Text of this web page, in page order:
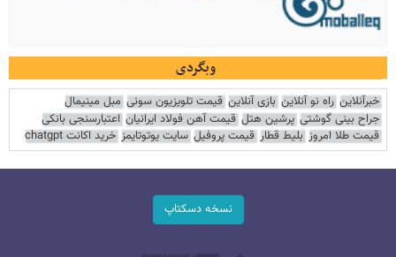
وبگردی
خبرآنلاین راه نو آنلاین بازی آنلاین قیمت تلویزیون سونی مبل مینیمال
جراح بینی گوشتی پرشین هتل قیمت آهن فولاد ایرانیان اعتبارسنجی بانکی
قیمت طلا امروز بلیط قطار قیمت پروفیل سایت یوتوتایمز خرید اکانت chatgpt
نسخه دسکتاپ